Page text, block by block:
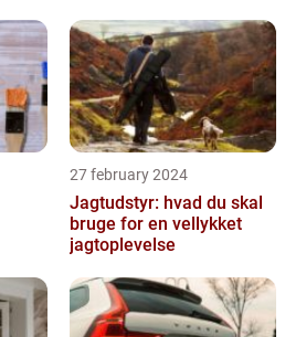
27 february 2024
Jagtudstyr: hvad du skal
bruge for en vellykket
jagtoplevelse